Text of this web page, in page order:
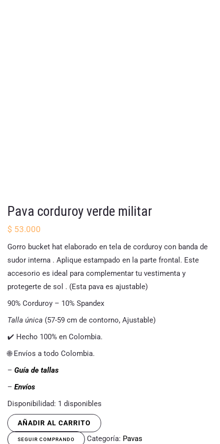
Pava corduroy verde militar
$ 53.000
Gorro bucket hat elaborado en tela de corduroy con banda de
sudor interna . Aplique estampado en la parte frontal. Este
accesorio es ideal para complementar tu vestimenta y
protegerte de sol . (Esta pava es ajustable)
90% Corduroy – 10% Spandex
Talla única (57-59 cm de contorno, Ajustable)
✔️ Hecho 100% en Colombia.
🌐 Envíos a todo Colombia.
– Guía de tallas
– Envíos
Disponibilidad: 1 disponibles
AÑADIR AL CARRITO
SEGUIR COMPRANDO Categoría: Pavas